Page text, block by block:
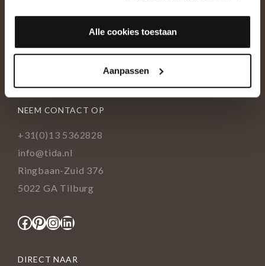
Alle cookies toestaan
Aanpassen
OVER ONS
Ons team
NEEM CONTACT OP
+31(0)13 5362828
info@tida.nl
Ringbaan-Zuid 376
5022 GA Tilburg
Facebook
Pinterest
Instagram
LinkedIn
DIRECT NAAR